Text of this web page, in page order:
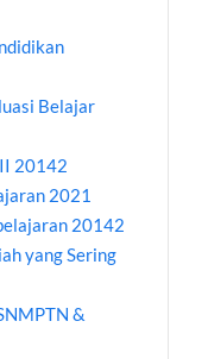
Belajar
20142
2021
20142
yang Sering
&